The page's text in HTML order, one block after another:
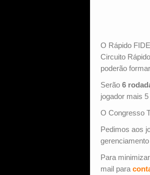
O Rápido
Circuito
poderão
Serão 6
jogador mais
O Congresso
Pedimos aos
Para
mail para